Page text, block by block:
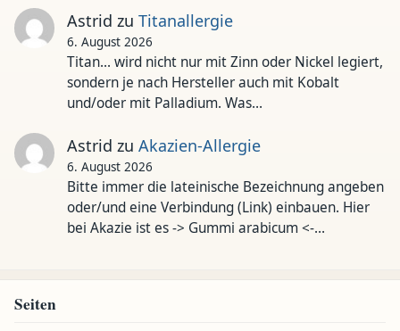
Astrid zu Titanallergie
6. August 2026
Titan... wird nicht nur mit Zinn oder Nickel legiert,
sondern je nach Hersteller auch mit Kobalt
und/oder mit Palladium. Was…
Astrid zu Akazien-Allergie
6. August 2026
Bitte immer die lateinische Bezeichnung angeben
oder/und eine Verbindung (Link) einbauen. Hier
bei Akazie ist es -> Gummi arabicum <-…
Seiten